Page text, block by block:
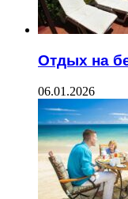
Отдых на
06.01.2026